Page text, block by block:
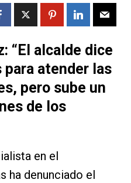
“El alcalde dice
para atender las
pero sube un
de los
en el
ha denunciado el